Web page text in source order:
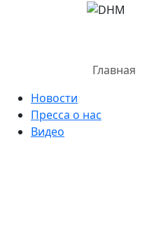
Главная
Новости
Пресса о нас
Видео